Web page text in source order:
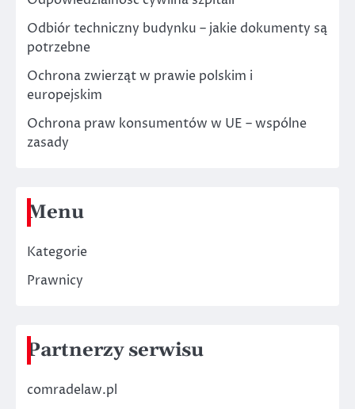
Odbiór techniczny budynku – jakie dokumenty są
potrzebne
Ochrona zwierząt w prawie polskim i
europejskim
Ochrona praw konsumentów w UE – wspólne
zasady
Menu
Kategorie
Prawnicy
Partnerzy serwisu
comradelaw.pl